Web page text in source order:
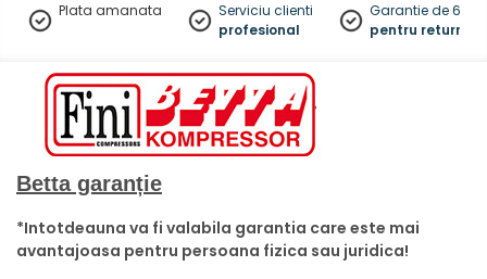
Plata amanata
Serviciu clienti
profesional
Garantie de 60
pentru
Betta garanție
*Intotdeauna va fi valabila garantia care este mai
avantajoasa pentru persoana fizica sau juridica!